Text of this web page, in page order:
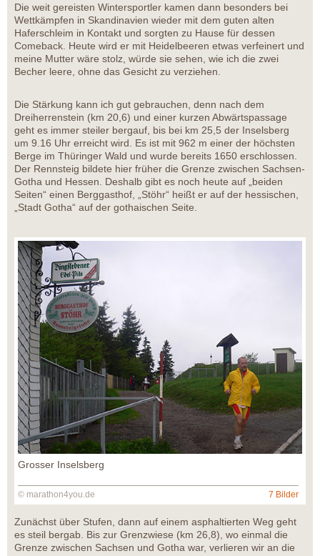
Die weit gereisten Wintersportler kamen dann besonders bei
Wettkämpfen in Skandinavien wieder mit dem guten alten
Haferschleim in Kontakt und sorgten zu Hause für dessen
Comeback. Heute wird er mit Heidelbeeren etwas verfeinert und
meine Mutter wäre stolz, würde sie sehen, wie ich die zwei
Becher leere, ohne das Gesicht zu verziehen.
Die Stärkung kann ich gut gebrauchen, denn nach dem
Dreiherrenstein (km 20,6) und einer kurzen Abwärtspassage
geht es immer steiler bergauf, bis bei km 25,5 der Inselsberg
um 9.16 Uhr erreicht wird. Es ist mit 962 m einer der höchsten
Berge im Thüringer Wald und wurde bereits 1650 erschlossen.
Der Rennsteig bildete hier früher die Grenze zwischen Sachsen-
Gotha und Hessen. Deshalb gibt es noch heute auf „beiden
Seiten“ einen Berggasthof, „Stöhr“ heißt er auf der hessischen,
„Stadt Gotha“ auf der gothaischen Seite.
Grosser Inselsberg
© marathon4you.de 7 Bilder
Zunächst über Stufen, dann auf einem asphaltierten Weg geht
es steil bergab. Bis zur Grenzwiese (km 26,8), wo einmal die
Grenze zwischen Sachsen und Gotha war, verlieren wir an die